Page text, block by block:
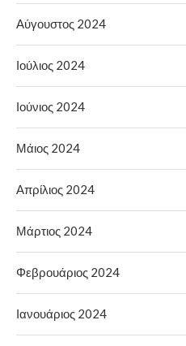
Αύγουστος 2024
Ιούλιος 2024
Ιούνιος 2024
Μάιος 2024
Απρίλιος 2024
Μάρτιος 2024
Φεβρουάριος 2024
Ιανουάριος 2024